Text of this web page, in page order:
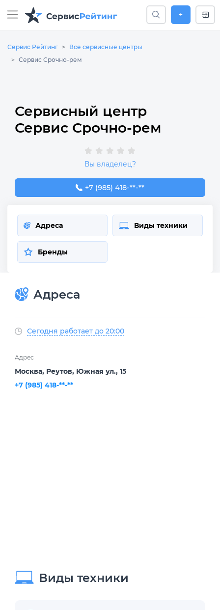
+
Сервис Рейтинг
Все сервисные центры
Сервис Срочно-рем
Сервисный центр
Сервис Срочно-рем
Вы владелец?
+7 (985) 418-40-30
+7 (985) 418-**-**
Адреса Виды техники
Бренды
Адреса
Сегодня работает до 20:00
Адрес
Москва, Реутов, Южная ул., 15
+7 (985) 418-**-**
Виды техники